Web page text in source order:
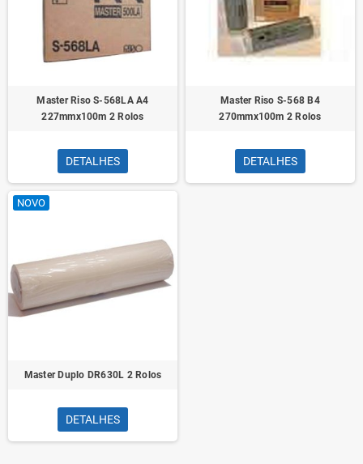
Master Riso S-568LA A4
227mmx100m 2 Rolos
DETALHES
Master Riso S-568 B4
270mmx100m 2 Rolos
DETALHES
NOVO
Master Duplo DR630L 2 Rolos
DETALHES